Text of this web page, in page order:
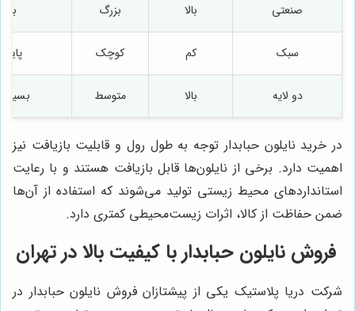
صنعتی بالا بزرگ بالا
سبک کم کوچک
دو لایه بالا متوسط بسیار
در خرید نایلون حبابدار توجه به طول رول و قابلیت بازیافت نیز
اهمیت دارد. برخی از نایلون‌ها قابل بازیافت هستند و با رعایت
استانداردهای محیط زیستی تولید می‌شوند که استفاده از آن‌ها
ضمن حفاظت از کالا، اثرات زیست‌محیطی کمتری دارد.
فروش نایلون حبابدار با کیفیت بالا در تهران
شرکت دریا پلاستیک یکی از پیشتازان فروش نایلون حبابدار در